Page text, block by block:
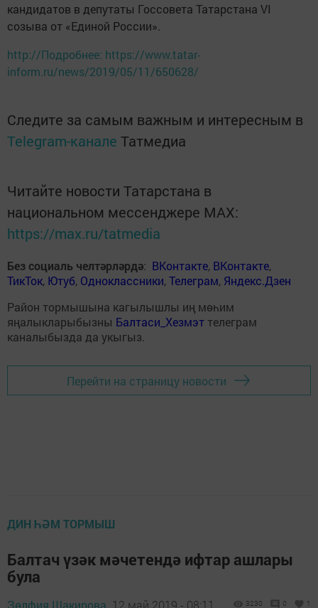
кандидатов в депутаты Госсовета Татарстана VI
созыва от «Единой России».
http://Подробнее: https://www.tatar-
inform.ru/news/2019/05/11/650628/
Следите за самым важным и интересным в
Telegram-канале Татмедиа
Читайте новости Татарстана в
национальном мессенджере MАХ:
https://max.ru/tatmedia
Без социаль челтәрләрдә: ВКонтакте, ВКонтакте,
ТикТок, Ютуб, Одноклассники,Телеграм, Яндекс.Дзен
Район тормышына кагылышлы иң мөһим
яңалыкларыбызны Балтаси_Хезмэт телеграм
каналыбызда да укыгыз.
Перейти на страницу новости
ДИН ҺӘМ ТОРМЫШ
Балтач үзәк мәчетендә ифтар ашлары
була
Зөлфия Шакирова, 12 май 2019 - 08:11 3230 0 1